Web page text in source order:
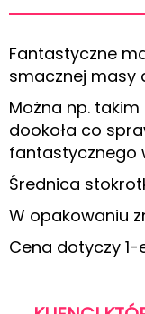
Fantastyczne
smacznej masy
Można np.
dookoła co
fantastycznego
Średnica
W opakowaniu
Cena dotyczy